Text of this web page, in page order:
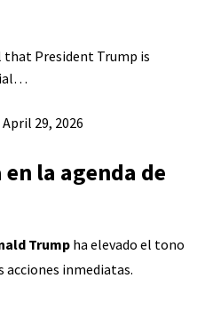
President Trump is
April 29, 2026
la agenda de
Trump ha elevado el tono
acciones inmediatas.